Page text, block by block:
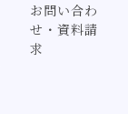
お問い合わ
せ・資料請
求